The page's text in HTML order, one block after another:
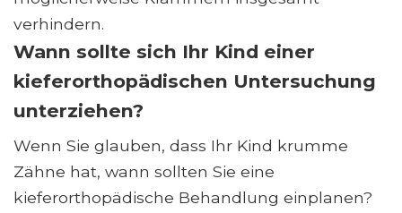
verhindern.
Wann sollte sich Ihr Kind einer
kieferorthopädischen Untersuchung
unterziehen?
Wenn Sie glauben, dass Ihr Kind krumme
Zähne hat, wann sollten Sie eine
kieferorthopädische Behandlung einplanen?